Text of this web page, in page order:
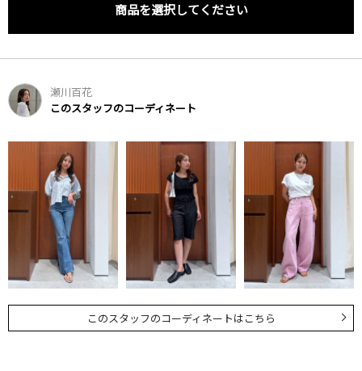
商品を選択してください
瀬川百花
このスタッフのコーディネート
このスタッフのコーディネートはこちら